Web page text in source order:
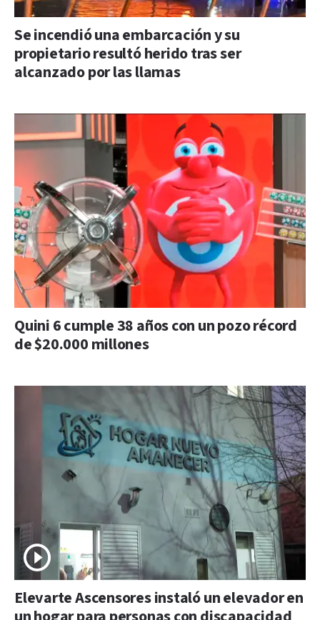
Se incendió una embarcación y su
propietario resultó herido tras ser
alcanzado por las llamas
Quini 6 cumple 38 años con un pozo récord
de $20.000 millones
Elevarte Ascensores instaló un elevador en